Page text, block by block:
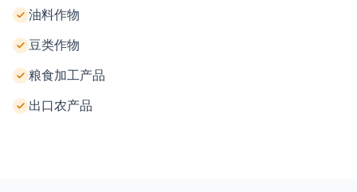
油料作物
豆类作物
粮食加工产品
出口农产品